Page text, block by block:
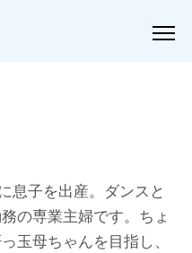
息子を出産。ダンスと
の専業主婦です。ちょ
玉母ちゃんを目指し、